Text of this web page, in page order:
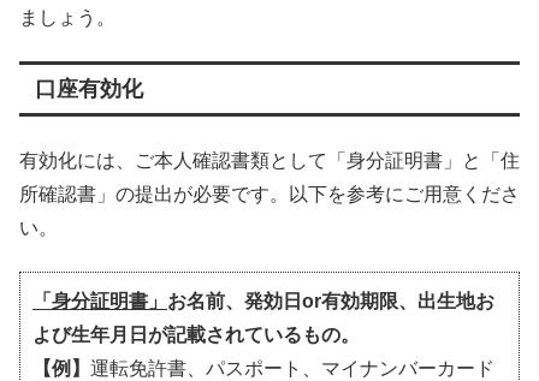
ましょう。
口座有効化
有効化には、ご本人確認書類として「身分証明書」と「住
所確認書」の提出が必要です。以下を参考にご用意くださ
い。
「身分証明書」 お名前、発効日or有効期限、出生地お
よび生年月日が記載されているもの。
【例】 運転免許書、パスポート、マイナンバーカード